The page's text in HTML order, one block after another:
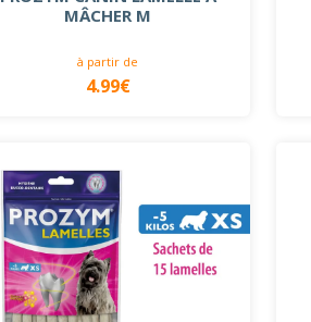
MÂCHER M
à partir de
4.99€